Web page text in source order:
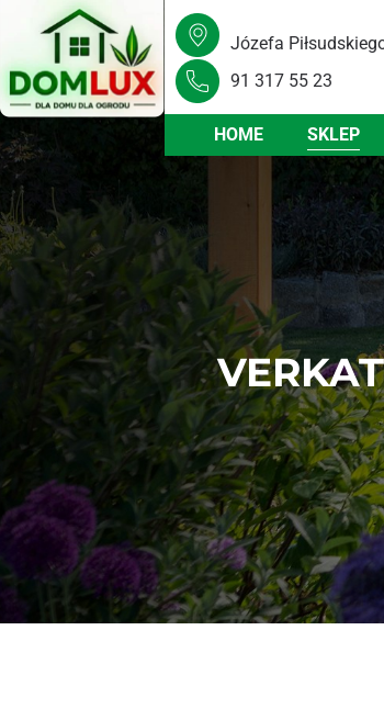
Józefa
91 317 55 23
HOME SKLEP